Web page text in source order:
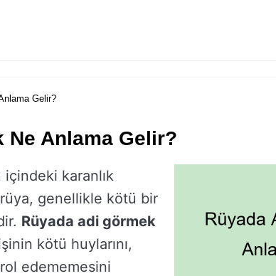
Gelir?
Ne Anlama Gelir?
içindeki karanlık
rüya, genellikle kötü bir
Rüyada adi görmek
kötü huylarını,
edememesini